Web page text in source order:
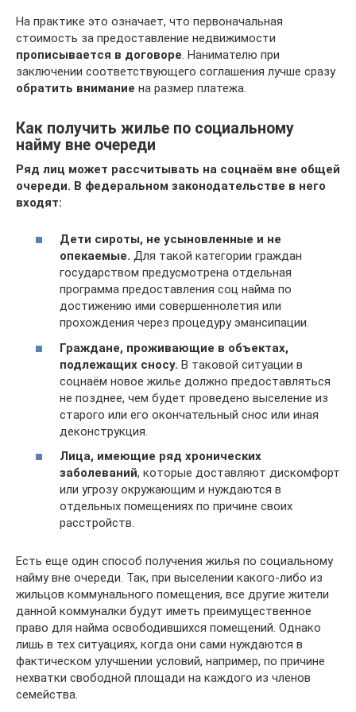
На практике это означает, что первоначальная
стоимость за предоставление недвижимости
прописывается в договоре . Нанимателю при
заключении соответствующего соглашения лучше сразу
обратить внимание на размер платежа.
Как получить жилье по социальному
найму вне очереди
Ряд лиц может рассчитывать на соцнаём вне общей
очереди. В федеральном законодательстве в него
входят:
Дети сироты, не усыновленные и не
опекаемые. Для такой категории граждан
государством предусмотрена отдельная
программа предоставления соц найма по
достижению ими совершеннолетия или
прохождения через процедуру эмансипации.
Граждане, проживающие в объектах,
подлежащих сносу. В таковой ситуации в
соцнаём новое жилье должно предоставляться
не позднее, чем будет проведено выселение из
старого или его окончательный снос или иная
деконструкция.
Лица, имеющие ряд хронических
заболеваний, которые доставляют дискомфорт
или угрозу окружающим и нуждаются в
отдельных помещениях по причине своих
расстройств.
Есть еще один способ получения жилья по социальному
найму вне очереди. Так, при выселении какого-либо из
жильцов коммунального помещения, все другие жители
данной коммуналки будут иметь преимущественное
право для найма освободившихся помещений. Однако
лишь в тех ситуациях, когда они сами нуждаются в
фактическом улучшении условий, например, по причине
нехватки свободной площади на каждого из членов
семейства.